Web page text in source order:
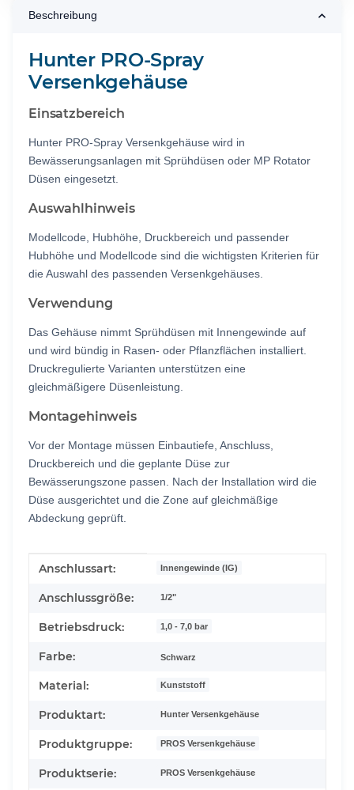
Beschreibung
Hunter PRO-Spray
Versenkgehäuse
Einsatzbereich
Hunter PRO-Spray Versenkgehäuse wird in
Bewässerungsanlagen mit Sprühdüsen oder MP Rotator
Düsen eingesetzt.
Auswahlhinweis
Modellcode, Hubhöhe, Druckbereich und passender
Hubhöhe und Modellcode sind die wichtigsten Kriterien für
die Auswahl des passenden Versenkgehäuses.
Verwendung
Das Gehäuse nimmt Sprühdüsen mit Innengewinde auf
und wird bündig in Rasen- oder Pflanzflächen installiert.
Druckregulierte Varianten unterstützen eine
gleichmäßigere Düsenleistung.
Montagehinweis
Vor der Montage müssen Einbautiefe, Anschluss,
Druckbereich und die geplante Düse zur
Bewässerungszone passen. Nach der Installation wird die
Düse ausgerichtet und die Zone auf gleichmäßige
Abdeckung geprüft.
Produkteigenschaft
Wert
Anschlussart: Innengewinde (IG)
Anschlussgröße: 1/2"
Betriebsdruck: 1,0 - 7,0 bar
Farbe: Schwarz
Material: Kunststoff
Produktart: Hunter Versenkgehäuse
Produktgruppe: PROS Versenkgehäuse
Produktserie: PROS Versenkgehäuse